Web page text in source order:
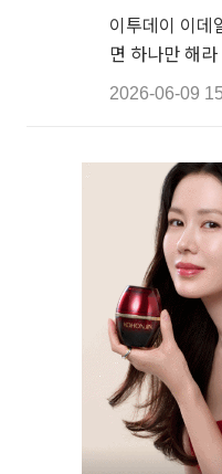
이투데이 이데
면 하나만 해라
2026-06-09